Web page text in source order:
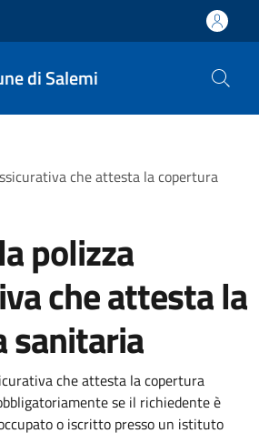
di Salemi
che attesta la copertura
polizza
che attesta la
sanitaria
che attesta la copertura
se il richiedente è
o iscritto presso un istituto